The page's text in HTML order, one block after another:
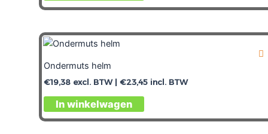
Ondermuts helm
€19,38 excl. BTW | €23,45 incl. BTW
In winkelwagen